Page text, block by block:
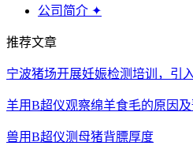
公司简介 ✦
推荐文章
宁波猪场开展妊娠检测培训，引
羊用B超仪观察绵羊食毛的原因
兽用B超仪测母猪背膘厚度